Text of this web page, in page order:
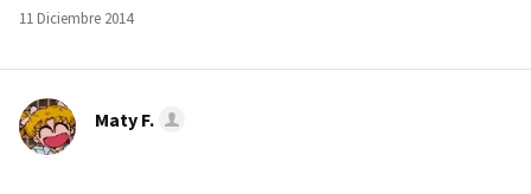
11 Diciembre 2014
Maty F.